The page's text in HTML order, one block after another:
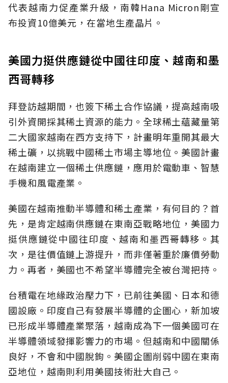
代表越南力促產業升級，南韓Hana Micron剛宣
布投資10億美元，在當地生產晶片。
美國力挺供應鏈從中國往印度、越南和墨
西哥轉移
拜登訪越期間，也簽下稀土合作協議，提高越南吸
引外資開採其稀土資源的能力。全球稀土蘊藏量第
二大國家越南在西方支持下，計畫明年重開其最大
稀土礦，以挑戰中國稀土市場主導地位。美國計畫
在越南建立一個稀土供應鏈，應用於電動車、智慧
手機和風電產業。
美國在越南推動半導體和稀土產業，有何目的？首
先，是肯定越南供應鏈在東南亞戰略地位，美國力
挺供應鏈從中國往印度、越南和墨西哥轉移。其
次，是往價值鏈上游提升，而非僅著重於廉價勞動
力。再者，美國也不希望半導體完全被台灣把持。
台積電在地緣政治壓力下，已前往美國、日本和德
國設廠。印度自己有發展半導體的企圖心，新加坡
已形成半導體產業聚落，越南成為下一個美國可在
半導體領域發揮影響力的市場。但越南和中國關係
良好，不會和中國脫鉤。美國企圖削弱中國在東南
亞地位，越南則利用美國技術壯大自己。